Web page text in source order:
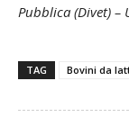
Pubblica (Divet)
TAG Bovini da